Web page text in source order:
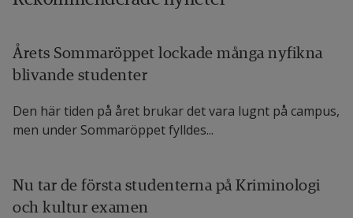
Årets Sommaröppet lockade många nyfikna
blivande studenter
Den här tiden på året brukar det vara lugnt på campus,
men under Sommaröppet fylldes...
Nu tar de första studenterna på Kriminologi
och kultur examen